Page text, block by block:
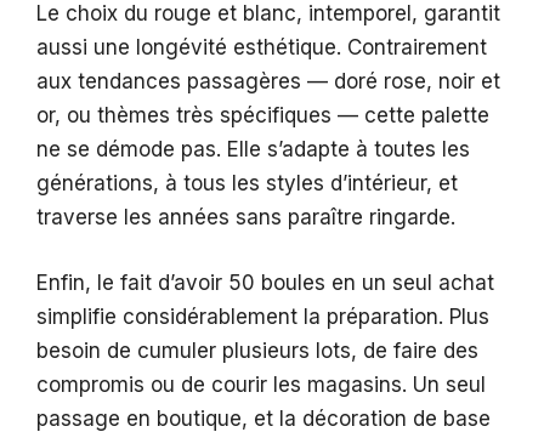
Le choix du rouge et blanc, intemporel, garantit
aussi une longévité esthétique. Contrairement
aux tendances passagères — doré rose, noir et
or, ou thèmes très spécifiques — cette palette
ne se démode pas. Elle s’adapte à toutes les
générations, à tous les styles d’intérieur, et
traverse les années sans paraître ringarde.
Enfin, le fait d’avoir 50 boules en un seul achat
simplifie considérablement la préparation. Plus
besoin de cumuler plusieurs lots, de faire des
compromis ou de courir les magasins. Un seul
passage en boutique, et la décoration de base